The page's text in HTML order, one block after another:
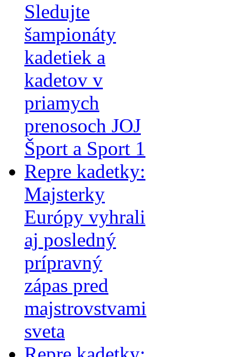
Sledujte
šampionáty
kadetiek a
kadetov v
priamych
prenosoch JOJ
Šport a Sport 1
Repre kadetky:
Majsterky
Európy vyhrali
aj posledný
prípravný
zápas pred
majstrovstvami
sveta